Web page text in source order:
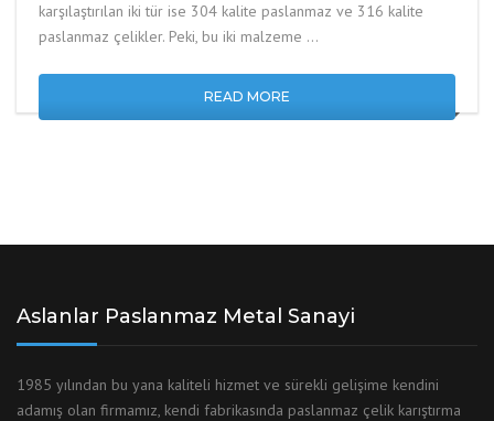
karşılaştırılan iki tür ise 304 kalite paslanmaz ve 316 kalite
paslanmaz çelikler. Peki, bu iki malzeme …
READ MORE
Aslanlar Paslanmaz Metal Sanayi
1985 yılından bu yana kaliteli hizmet ve sürekli gelişime kendini
adamış olan firmamız, kendi fabrikasında paslanmaz çelik karıştırma